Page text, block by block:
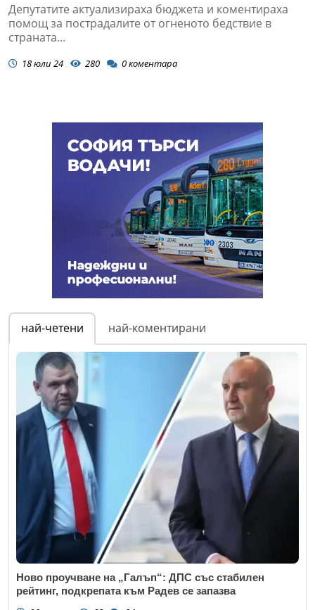
Депутатите актуализираха бюджета и коментираха
помощ за пострадалите от огненото бедствие в
страната...
18 юли 24 280 0коментара
най-четени най-коментирани
Ново проучване на „Галъп“: ДПС със стабилен
рейтинг, подкрепата към Радев се запазва